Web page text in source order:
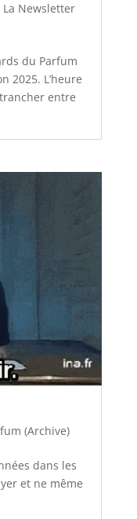
La Newsletter
du Parfum
2025. L’heure
entre
(Archive)
dans les
et ne même